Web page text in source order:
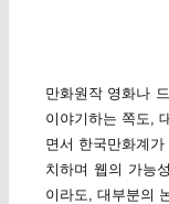
만화원작 영화나
이야기하는 쪽도,
면서 한국만화계
치하며 웹의 가능
이라도, 대부분의